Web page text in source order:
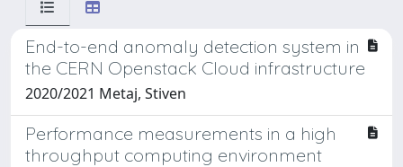
End-to-end anomaly detection system in
the CERN Openstack Cloud infrastructure
2020/2021 Metaj, Stiven
Performance measurements in a high
throughput computing environment